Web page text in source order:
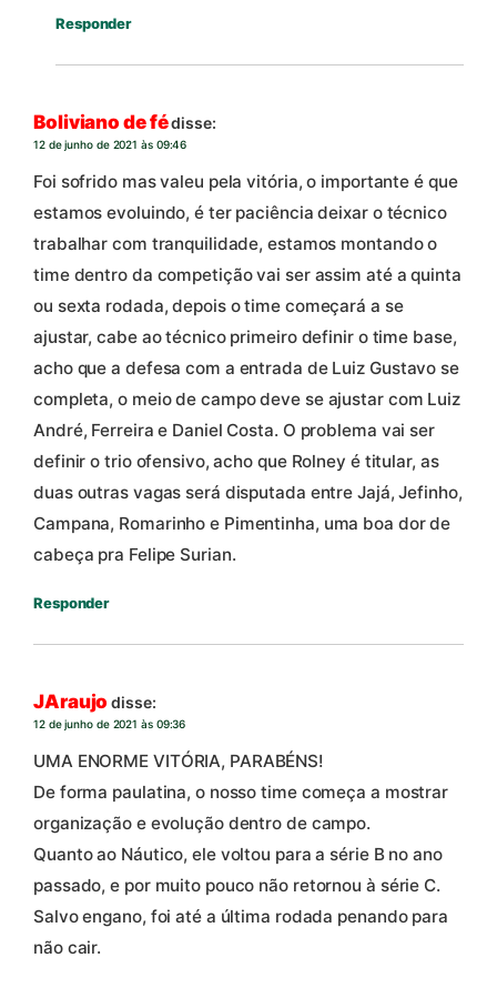
Responder
Boliviano de fédisse:
12 de junho de 2021 às 09:46
Foi sofrido mas valeu pela vitória, o importante é que
estamos evoluindo, é ter paciência deixar o técnico
trabalhar com tranquilidade, estamos montando o
time dentro da competição vai ser assim até a quinta
ou sexta rodada, depois o time começará a se
ajustar, cabe ao técnico primeiro definir o time base,
acho que a defesa com a entrada de Luiz Gustavo se
completa, o meio de campo deve se ajustar com Luiz
André, Ferreira e Daniel Costa. O problema vai ser
definir o trio ofensivo, acho que Rolney é titular, as
duas outras vagas será disputada entre Jajá, Jefinho,
Campana, Romarinho e Pimentinha, uma boa dor de
cabeça pra Felipe Surian.
Responder
JAraujo disse:
12 de junho de 2021 às 09:36
UMA ENORME VITÓRIA, PARABÉNS!
De forma paulatina, o nosso time começa a mostrar
organização e evolução dentro de campo.
Quanto ao Náutico, ele voltou para a série B no ano
passado, e por muito pouco não retornou à série C.
Salvo engano, foi até a última rodada penando para
não cair.